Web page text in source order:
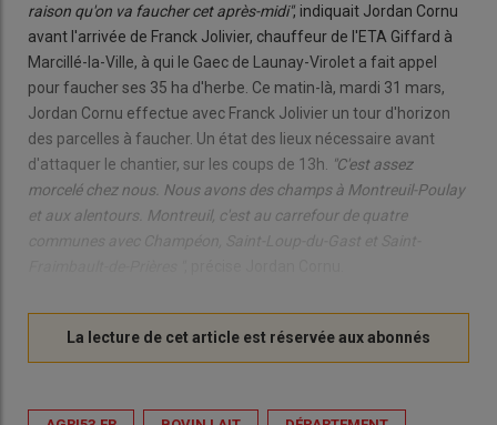
raison qu'on va faucher cet après-midi", indiquait Jordan Cornu
avant l'arrivée de Franck Jolivier, chauffeur de l'ETA Giffard à
Marcillé-la-Ville, à qui le Gaec de Launay-Virolet a fait appel
pour faucher ses 35 ha d'herbe. Ce matin-là, mardi 31 mars,
Jordan Cornu effectue avec Franck Jolivier un tour d'horizon
des parcelles à faucher. Un état des lieux nécessaire avant
d'attaquer le chantier, sur les coups de 13h.
"C'est assez
morcelé chez nous. Nous avons des champs à Montreuil-Poulay
et aux alentours. Montreuil, c'est au carrefour de quatre